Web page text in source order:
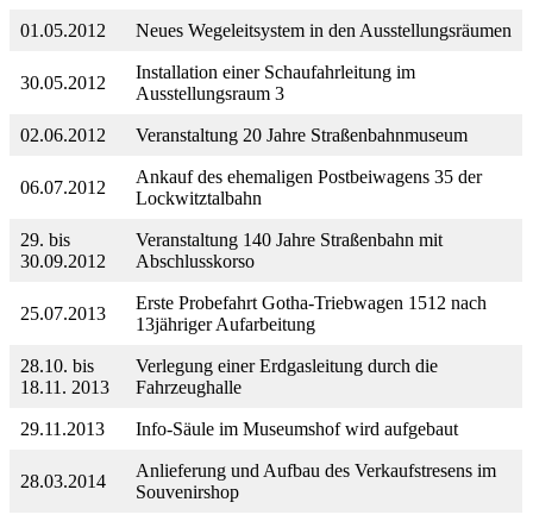
01.05.2012 Neues Wegeleitsystem in den Ausstellungsräumen
30.05.2012
Installation einer Schaufahrleitung im
Ausstellungsraum 3
02.06.2012 Veranstaltung 20 Jahre Straßenbahnmuseum
06.07.2012
Ankauf des ehemaligen Postbeiwagens 35 der
Lockwitztalbahn
29. bis
30.09.2012
Veranstaltung 140 Jahre Straßenbahn mit
Abschlusskorso
25.07.2013
Erste Probefahrt Gotha-Triebwagen 1512 nach
13jähriger Aufarbeitung
28.10. bis
18.11. 2013
Verlegung einer Erdgasleitung durch die
Fahrzeughalle
29.11.2013 Info-Säule im Museumshof wird aufgebaut
28.03.2014
Anlieferung und Aufbau des Verkaufstresens im
Souvenirshop